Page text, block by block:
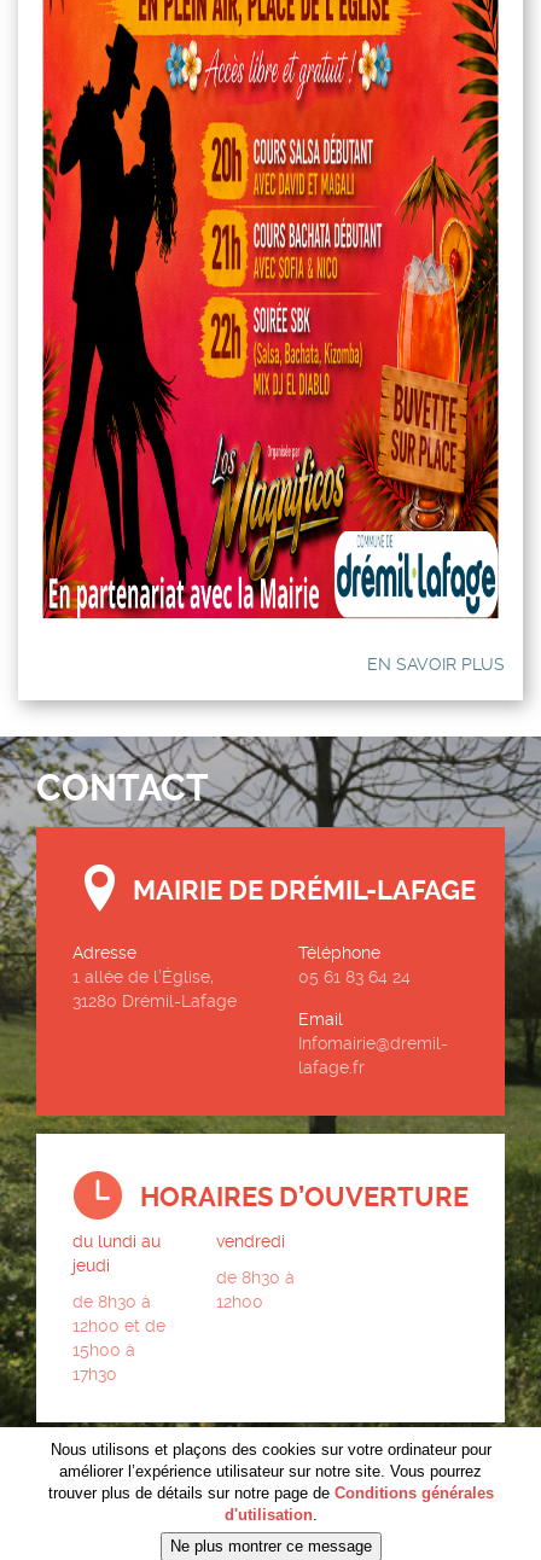
EN SAVOIR PLUS
CONTACT
MAIRIE DE DRÉMIL-LAFAGE
Adresse
1 allée de l’Église,
31280 Drémil-Lafage
Téléphone
05 61 83 64 24
Email
Infomairie@dremil-
lafage.fr
HORAIRES D’OUVERTURE
du lundi au
jeudi
de 8h30 à
12h00 et de
15h00 à
17h30
vendredi
de 8h30 à
12h00
RÉALISATION LOUNCE
Nous utilisons et plaçons des cookies sur votre ordinateur pour
améliorer l’expérience utilisateur sur notre site. Vous pourrez
trouver plus de détails sur notre page de Conditions générales
d'utilisation.